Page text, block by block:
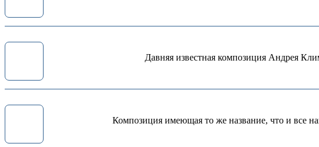
Давняя известная композиция Андрея
Композиция имеющая то же название, что и все